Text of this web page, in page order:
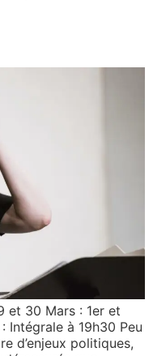
et 30 Mars : 1er et
Intégrale à 19h30 Peu
d’enjeux politiques,